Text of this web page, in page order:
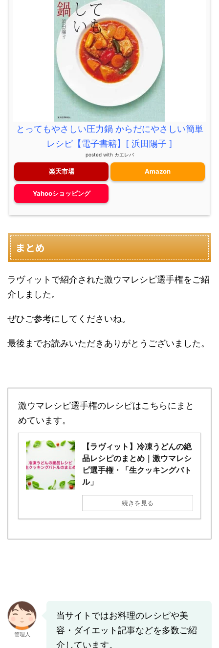
とってもやさしい圧力鍋 からだにやさしい簡単
レシピ【電子書籍】[ 浜田陽子 ]
posted with カエレバ
楽天市場 Amazon
Yahooショッピング
まとめ
ラヴィットで紹介された激ウマレシピ選手権をご紹
介しました。
ぜひご参考にしてくださいね。
最後までお読みいただきありがとうございました。
激ウマレシピ選手権のレシピはこちらにまと
めています。
【ラヴィット】冷凍うどんの絶
品レシピのまとめ｜激ウマレシ
ピ選手権・「生クッキングバト
ル」
続きを見る
管理人
当サイトではお料理のレシピや美
容・ダイエット記事などを多数ご紹
介しています。